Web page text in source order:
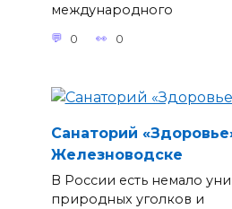
международного
0 0
Санаторий
Железноводске
В России есть немало
природных уголков и